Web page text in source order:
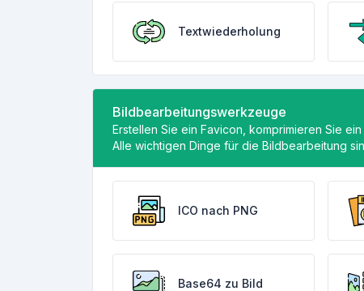
Textwiederholung
Bildbearbeitungswerkzeuge
Erstellen Sie ein Favicon, komprimieren Sie
Alle wichtigen Dinge für die Bildbearbeitung
ICO nach PNG
Base64 zu Bild